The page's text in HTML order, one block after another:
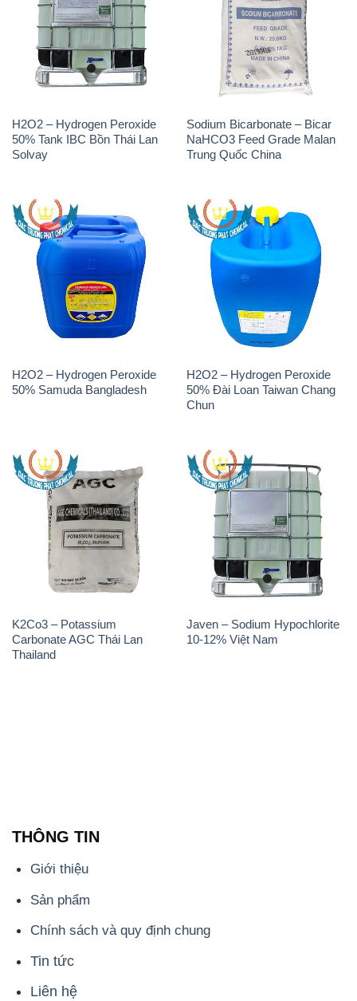
H2O2 – Hydrogen Peroxide
50% Tank IBC Bồn Thái Lan
Solvay
Sodium Bicarbonate – Bicar
NaHCO3 Feed Grade Malan
Trung Quốc China
H2O2 – Hydrogen Peroxide
50% Samuda Bangladesh
H2O2 – Hydrogen Peroxide
50% Đài Loan Taiwan Chang
Chun
K2Co3 – Potassium
Carbonate AGC Thái Lan
Thailand
Javen – Sodium Hypochlorite
10-12% Việt Nam
THÔNG TIN
Giới thiệu
Sản phẩm
Chính sách và quy định chung
Tin tức
Liên hệ